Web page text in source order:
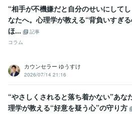
“相手が不機嫌だと自分のせいにして
なたへ。心理学が教える“背負いすぎ
ほ...
記事
コラム
カウンセラー ゆうすけ
2026/07/14 21:16
“やさしくされると落ち着かない”あな
理学が教える“好意を疑う心”の守り方